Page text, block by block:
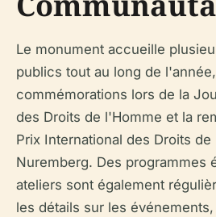
Le monument accueille
publics tout au long de
commémorations lors de la
des Droits de l'Homme et la
Prix International des Droits
Nuremberg. Des programmes
ateliers sont également
les détails sur les